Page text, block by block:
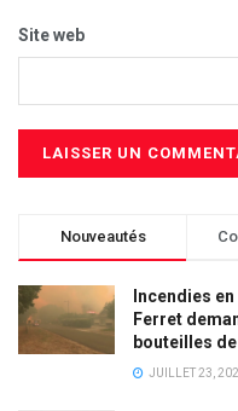
Site web
Nouveautés
Incendies
Ferret
bouteilles
JUILLET 23,